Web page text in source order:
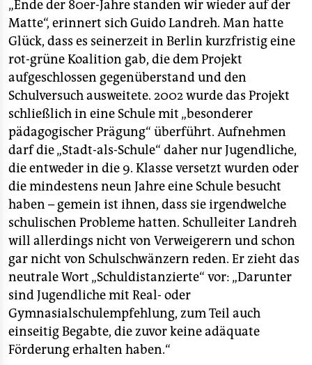
„Ende der 80er-Jahre standen wir wieder auf der
Matte“, erinnert sich Guido Landreh. Man hatte
Glück, dass es seinerzeit in Berlin kurzfristig eine
rot-grüne Koalition gab, die dem Projekt
aufgeschlossen gegenüberstand und den
Schulversuch ausweitete. 2002 wurde das Projekt
schließlich in eine Schule mit „besonderer
pädagogischer Prägung“ überführt. Aufnehmen
darf die „Stadt-als-Schule“ daher nur Jugendliche,
die entweder in die 9. Klasse versetzt wurden oder
die mindestens neun Jahre eine Schule besucht
haben – gemein ist ihnen, dass sie irgendwelche
schulischen Probleme hatten. Schulleiter Landreh
will allerdings nicht von Verweigerern und schon
gar nicht von Schulschwänzern reden. Er zieht das
neutrale Wort „Schuldistanzierte“ vor: „Darunter
sind Jugendliche mit Real- oder
Gymnasialschulempfehlung, zum Teil auch
einseitig Begabte, die zuvor keine adäquate
Förderung erhalten haben.“